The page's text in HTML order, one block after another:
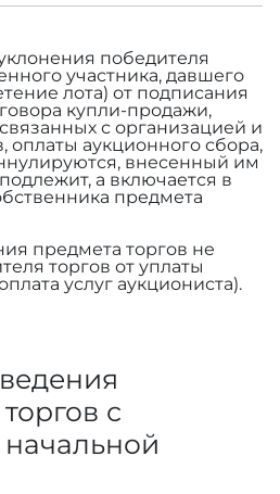
победителя
участника, давшего
лота) от подписания
купли-продажи,
с организацией и
оплаты аукционного сбора,
внесенный им
а включается в
предмета
предмета торгов не
торгов от уплаты
услуг аукциониста).
с